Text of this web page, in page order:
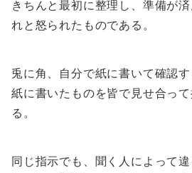
きちんと最初に整理し、準備が
れと怒られたものである。
兎に角、自分で紙に書いて確認す
紙に書いたものを皆で見せ合っ
る。
同じ指示でも、聞く人によって違